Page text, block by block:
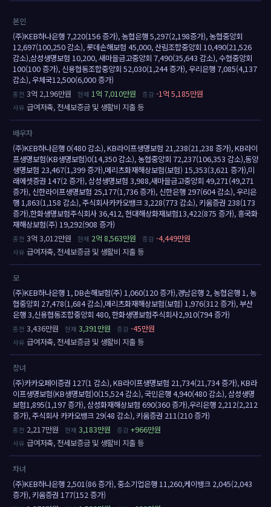
본인
(주)KEB하나은행 7,220(156 증가), 농협은행 5,297(2,198증가), 농협중앙회
12,697(100,250 감소), 롯데손해보험 45,000, 산림조합중앙회 10,490(21,526
감소),삼성생명보험 10,200, 새마을금고중앙회 7,490(35,643 감소), 수협중앙회
100(100 증가), 신용협동조합중앙회 52,030(1,244 증가), 우리은행 7,085(4,137
감소), 우체국12,500(6,000 증가)
3억 2,196만원
1억 7,010만원
-1억 5,185만원
급여저축, 전세보증금 및 생활비 지출 등
배우자
(주)KEB하나은행 0(480 감소), KB라이프생명보험 21,238(21,238 증가), KB라이
프생명보험(KB생명보험)0(14,350 감소), 농협중앙회 72,237(106,353 감소),동양
생명보험 23,467(1,399 증가),메리츠화재해상보험(보험) 15,353(3,621 증가),미
래에셋증권 147(2 증가), 삼성생명보험 3,988,새마을금고중앙회 49,271(49,271
증가), 신한라이프생명보험 25,177(1,736 증가), 신한은행 297(604 감소), 우리은
행 1,863(1,158 감소), 주식회사카카오뱅크 3,228(773 감소), 키움증권 238(173
증가),한화생명보험주식회사 36,412, 현대해상화재보험13,422(875 증가), 흥국화
재해상보험(주) 19,292(908 증가)
3억 3,012만원
2억 8,563만원
-4,449만원
급여저축, 전세보증금 및 생활비 지출 등
모
(주)KEB하나은행 1, DB손해보험(주) 1,060(120 증가),경남은행 2, 농협은행 1, 농
협중앙회 27,478(1,684 감소),메리츠화재해상보험(보험) 1,976(312 증가), 부산
은행 3,신용협동조합중앙회 480, 한화생명보험주식회사2,910(794 증가)
3,436만원
3,391만원
-45만원
급여저축, 전세보증금 및 생활비 지출 등
장녀
(주)카카오페이증권 127(1 감소), KB라이프생명보험 21,734(21,734 증가), KB라
이프생명보험(KB생명보험)0(15,524 감소), 국민은행 4,940(480 감소), 삼성생명
보험1,895(1,197 증가), 삼성화재해상보험 690(360 증가),우리은행 2,212(2,212
증가), 주식회사 카카오뱅크 29(48 감소), 키움증권 211(210 증가)
2,217만원
3,183만원
+966만원
급여저축, 전세보증금 및 생활비 지출 등
차녀
(주)KEB하나은행 2,501(86 증가), 중소기업은행 11,260,케이뱅크 2,045(2,043
증가), 키움증권 177(152 증가)